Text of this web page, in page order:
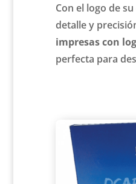
Con el logo de
detalle y
impresas con
perfecta para